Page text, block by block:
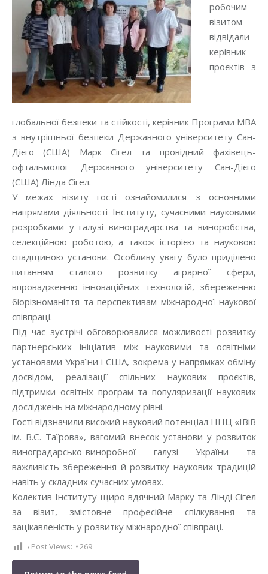
робочим
візитом
відвідали
керівник
проєктів з
глобальної безпеки та стійкості, керівник Програми MBA
з внутрішньої безпеки Державного університету Сан-
Дієго (США) Марк Сігел та провідний фахівець-
офтальмолог Державного університету Сан-Дієго
(США) Лінда Сігел.
У межах візиту гості ознайомилися з основними
напрямами діяльності Інституту, сучасними науковими
розробками у галузі виноградарства та виноробства,
селекційною роботою, а також історією та науковою
спадщиною установи. Особливу увагу було приділено
питанням сталого розвитку аграрної сфери,
впровадженню інноваційних технологій, збереженню
біорізноманіття та перспективам міжнародної наукової
співпраці.
Під час зустрічі обговорювалися можливості розвитку
партнерських ініціатив між науковими та освітніми
установами України і США, зокрема у напрямках обміну
досвідом, реалізації спільних наукових проєктів,
підтримки освітніх програм та популяризації наукових
досліджень на міжнародному рівні.
Гості відзначили високий науковий потенціал ННЦ «ІВіВ
ім. В.Є. Таїрова», вагомий внесок установи у розвиток
виноградарсько-виноробної галузі України та
важливість збереження й розвитку наукових традицій
навіть у складних сучасних умовах.
Колектив Інституту щиро вдячний Марку та Лінді Сігел
за візит, змістовне професійне спілкування та
зацікавленість у розвитку міжнародної співпраці.
Post Views: 269